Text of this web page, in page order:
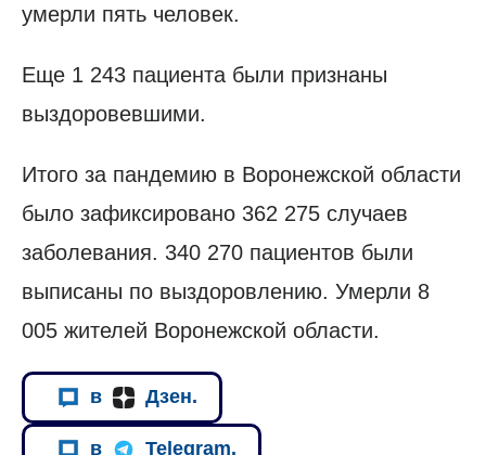
умерли пять человек.
Еще 1 243 пациента были признаны
выздоровевшими.
Итого за пандемию в Воронежской области
было зафиксировано 362 275 случаев
заболевания. 340 270 пациентов были
выписаны по выздоровлению. Умерли 8
005 жителей Воронежской области.
в Дзен.
в Telegram.